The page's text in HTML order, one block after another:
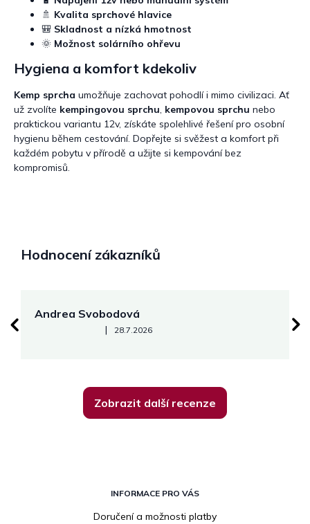
🚿 Kvalita sprchové hlavice
🎒 Skladnost a nízká hmotnost
🌞 Možnost solárního ohřevu
Hygiena a komfort kdekoliv
Kemp sprcha umožňuje zachovat pohodlí i mimo civilizaci. Ať
už zvolíte kempingovou sprchu, kempovou sprchu nebo
praktickou variantu 12v, získáte spolehlivé řešení pro osobní
hygienu během cestování. Dopřejte si svěžest a komfort při
každém pobytu v přírodě a užijte si kempování bez
kompromisů.
Hodnocení zákazníků
Andrea Svobodová
Hodnocení obchodu je 5 z 5 hvězdiček.
| 28.7.2026
Zobrazit další recenze
INFORMACE PRO VÁS
Doručení a možnosti platby